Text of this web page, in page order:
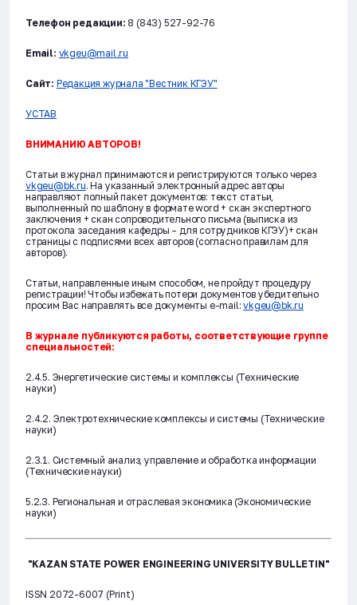
Телефон редакции: 8 (843) 527-92-76
Email: vkgeu@mail.ru
Сайт: Редакция журнала "Вестник КГЭУ"
УСТАВ
ВНИМАНИЮ АВТОРОВ!
Статьи в журнал принимаются и регистрируются только через
vkgeu@bk.ru. На указанный электронный адрес авторы
направляют полный пакет документов: текст статьи,
выполненный по шаблону в формате word + скан экспертного
заключения + скан сопроводительного письма (выписка из
протокола заседания кафедры – для сотрудников КГЭУ)+ скан
страницы с подписями всех авторов (согласно правилам для
авторов).
Статьи, направленные иным способом, не пройдут процедуру
регистрации! Чтобы избежать потери документов убедительно
просим Вас направлять все документы e-mail:vkgeu@bk.ru
В журнале публикуются работы, соответствующие группе
специальностей:
2.4.5. Энергетические системы и комплексы (Технические
науки)
2.4.2. Электротехнические комплексы и системы (Технические
науки)
2.3.1. Системный анализ, управление и обработка информации
(Технические науки)
5.2.3. Региональная и отраслевая экономика (Экономические
науки)
"KAZAN STATE POWER ENGINEERING UNIVERSITY BULLETIN"
ISSN 2072-6007 (Print)